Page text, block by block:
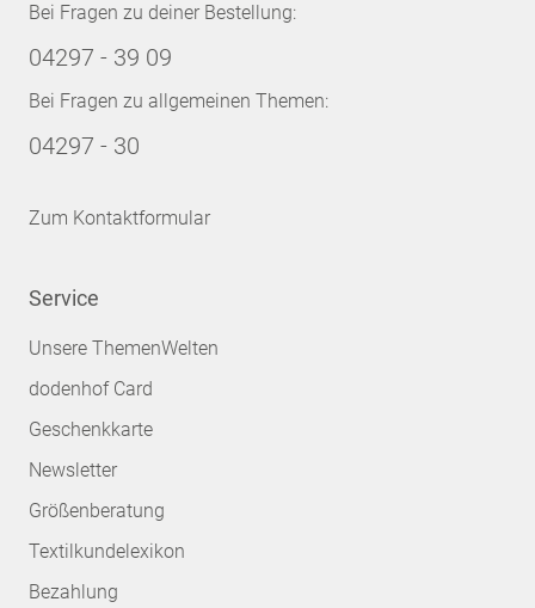
Bei Fragen zu deiner Bestellung:
04297 - 39 09
Bei Fragen zu allgemeinen Themen:
04297 - 30
Zum Kontaktformular
Service
Unsere ThemenWelten
dodenhof Card
Geschenkkarte
Newsletter
Größenberatung
Textilkundelexikon
Bezahlung